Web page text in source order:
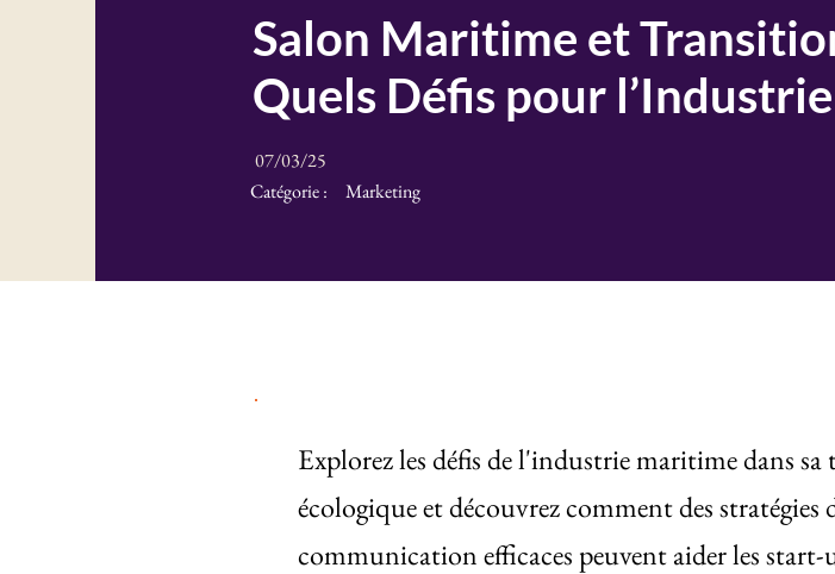
Salon Maritime et
Quels Défis pour l’Industrie
07/03/25
Catégorie :
Marketing
Explorez les défis de l'industrie maritime dans
écologique et découvrez comment des stratégies
communication efficaces peuvent aider les